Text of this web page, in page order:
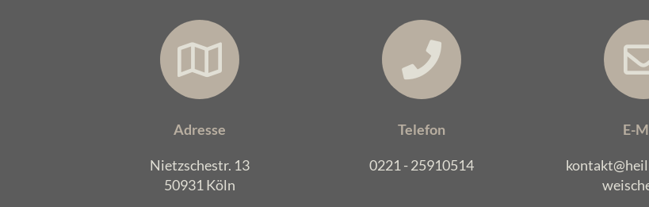
Adresse
Nietzschestr. 13
50931 Köln
Telefon
0221 - 25910514
E-